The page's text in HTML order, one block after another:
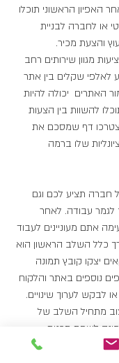
האפיון הראשוני תוכלו
או לחברה לבניית
והצעת מכיר.
מגוון שירותים רחב
לאלפי שקלים בין אתר
האתרים  יכולה להיות
להשוות בין הצעות
דף שמסכם את
שלו ברמה
חברה תציע לכם וגם
לגמר עבודה. לאחר
אתם מעוניינים לעבוד
כלל השלב הראשון הוא
יצקו קובץ תמונה
נוספים באתר והלקוח
לבקש לערוך שינויים.
מתחיל השלב של
לשפת תכנות
שהדפדפן יודע לקרוא כגון HTML. שלב זה יכול